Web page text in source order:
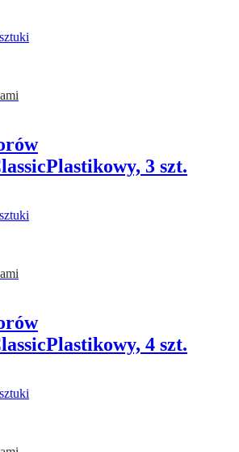
Plastikowy, 3 szt.
Plastikowy, 4 szt.